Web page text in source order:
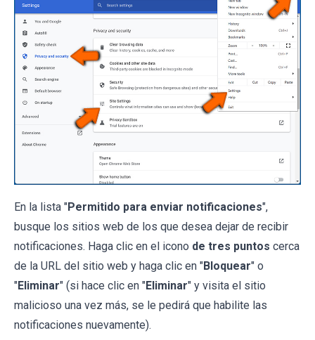
En la lista "Permitido para enviar notificaciones",
busque los sitios web de los que desea dejar de recibir
notificaciones. Haga clic en el icono de tres puntos cerca
de la URL del sitio web y haga clic en "Bloquear" o
"Eliminar" (si hace clic en "Eliminar" y visita el sitio
malicioso una vez más, se le pedirá que habilite las
notificaciones nuevamente).